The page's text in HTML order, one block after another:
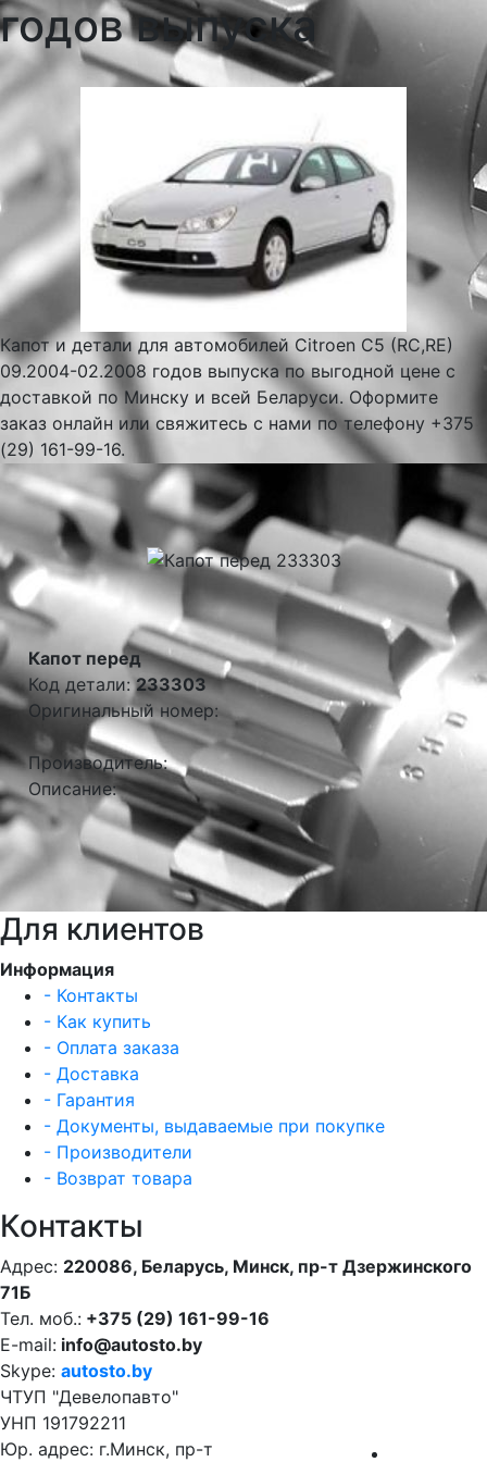
годов выпуска
Капот и детали для автомобилей Citroen C5 (RC,RE)
09.2004-02.2008 годов выпуска по выгодной цене с
доставкой по Минску и всей Беларуси. Оформите
заказ онлайн или свяжитесь с нами по телефону +375
(29) 161-99-16.
Капот перед
Код детали:233303
Оригинальный номер:
Производитель:
Описание:
Для клиентов
Информация
- Контакты
- Как купить
- Оплата заказа
- Доставка
- Гарантия
- Документы, выдаваемые при покупке
- Производители
- Возврат товара
Контакты
Адрес: 220086, Беларусь, Минск, пр-т Дзержинского
71Б
Тел. моб.: +375 (29) 161-99-16
E-mail: info@autosto.by
Skype: autosto.by
ЧТУП "Девелопавто"
УНП 191792211
Юр. адрес: г.Минск, пр-т